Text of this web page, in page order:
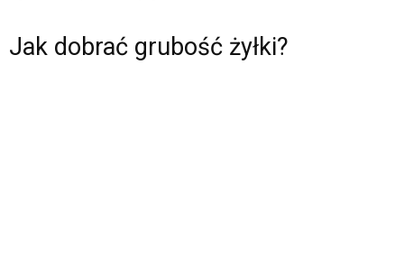
Jak dobrać grubość żyłki?